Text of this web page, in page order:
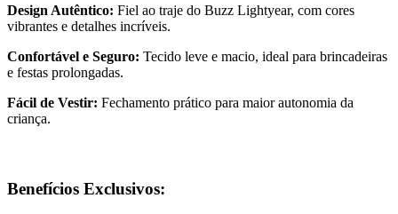
Design Autêntico: Fiel ao traje do Buzz Lightyear, com cores
vibrantes e detalhes incríveis.
Confortável e Seguro: Tecido leve e macio, ideal para brincadeiras
e festas prolongadas.
Fácil de Vestir: Fechamento prático para maior autonomia da
criança.
Benefícios Exclusivos: